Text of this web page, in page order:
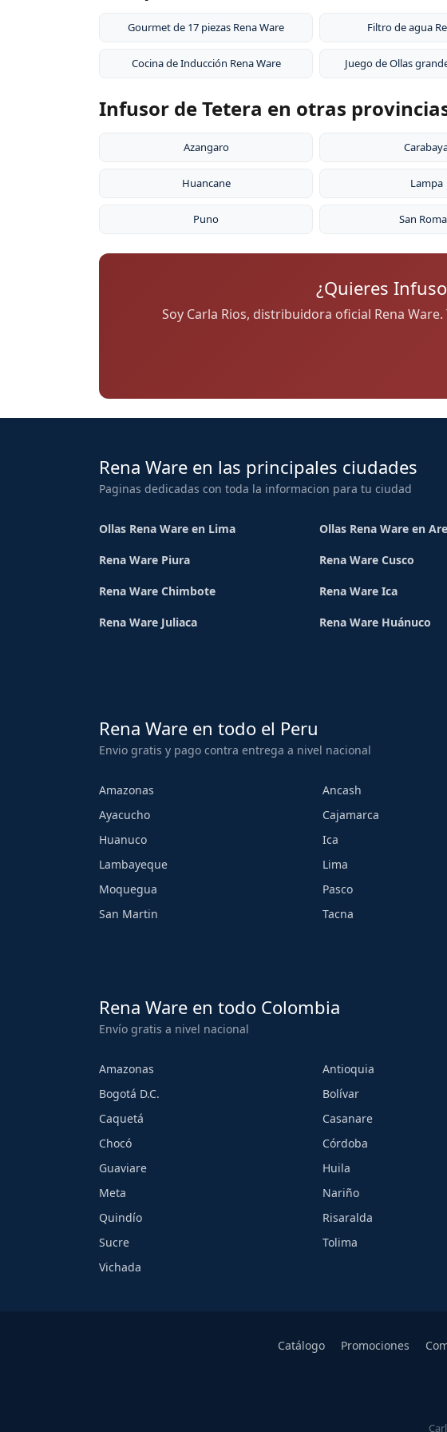
Gourmet de 17 piezas Rena Ware Filtro de agua
Cocina de Inducción Rena Ware Juego de Ollas
Infusor de Tetera en otras
Azangaro
Huancane Lampa
Puno San
¿Quieres
Soy Carla Rios, distribuidora oficial Rena
Rena Ware en las principales ciudades
Paginas dedicadas con toda la informacion para tu ciudad
Ollas Rena Ware en Lima Ollas Rena Ware en
Rena Ware Piura Rena Ware Cusco
Rena Ware Chimbote Rena Ware Ica
Rena Ware Juliaca Rena Ware Huánuco
Rena Ware en todo el Peru
Envio gratis y pago contra entrega a nivel nacional
Amazonas Ancash
Ayacucho
Cajamarca
Huanuco
Ica
Lambayeque
Lima
Moquegua
Pasco
San Martin
Tacna
Rena Ware en todo Colombia
Envío gratis a nivel nacional
Amazonas Antioquia
Bogotá D.C.
Bolívar
Caquetá
Casanare
Chocó
Córdoba
Guaviare
Huila
Meta
Nariño
Quindío
Risaralda
Sucre
Tolima
Vichada
Catálogo Promociones